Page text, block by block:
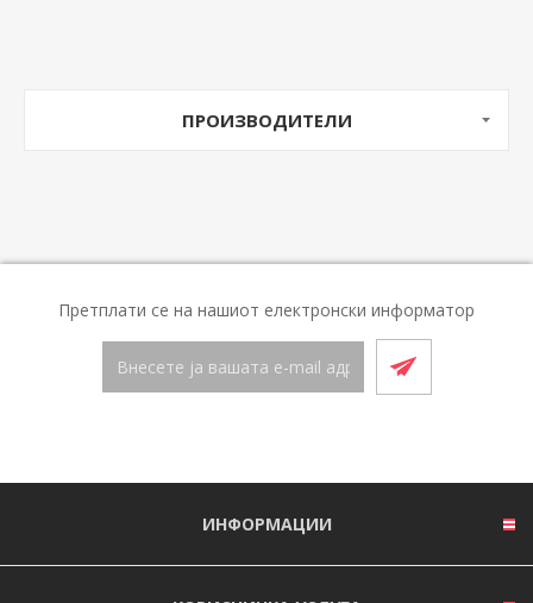
ПРОИЗВОДИТЕЛИ
Претплати се на нашиот електронски информатор
ИНФОРМАЦИИ